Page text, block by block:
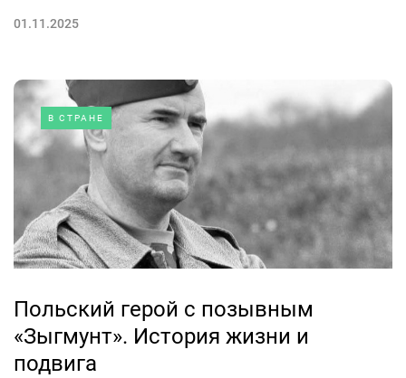
01.11.2025
В СТРАНЕ
Польский герой с позывным
«Зыгмунт». История жизни и
подвига